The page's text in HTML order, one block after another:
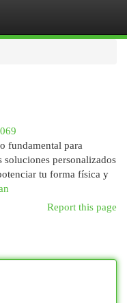
fundamental para
personalizados
tu forma física y
Report this page